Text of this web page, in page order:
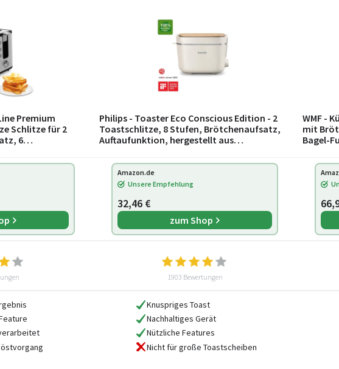
Premium
Schlitze für 2
6
Philips - Toaster Eco Conscious Edition - 2
Toastschlitze, 8 Stufen, Brötchenaufsatz,
Auftaufunktion, hergestellt aus
WMF -
mit
Bagel-
Amazon.de
Unsere Empfehlung
32,46 €
zum Shop
1903 Bewertungen
Knuspriges Toast
Nachhaltiges Gerät
Nützliche Features
Nicht für große Toastscheiben